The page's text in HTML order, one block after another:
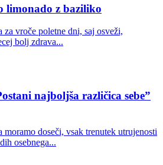
limonado z baziliko
vroče poletne dni, saj osveži,
bolj zdrava...
najboljša različica sebe”
moramo doseči, vsak trenutek utrujenosti
osebnega...